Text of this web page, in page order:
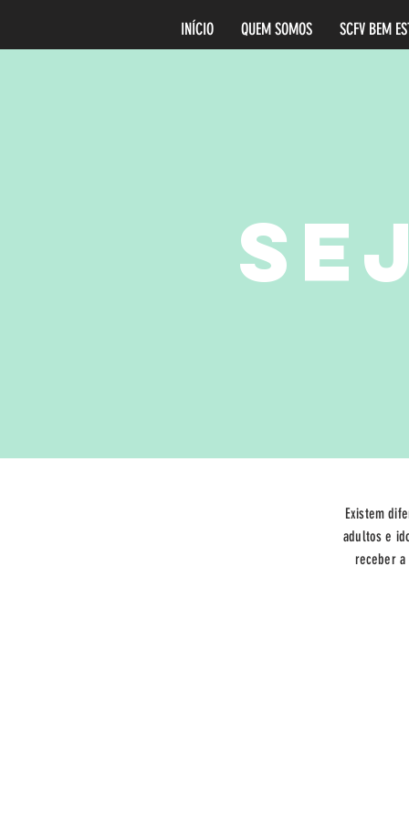
Existem
adultos e
receber a
INÍCIO QUEM SOMOS SCFV BEM